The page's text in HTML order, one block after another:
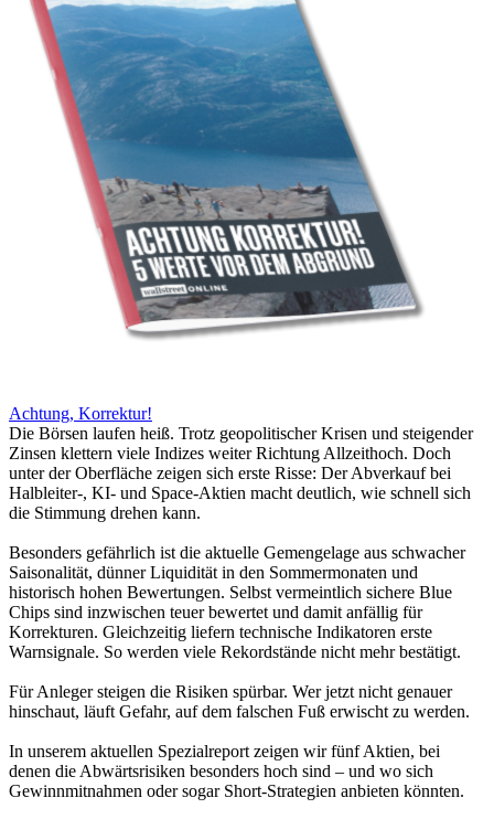
Achtung, Korrektur!
Die Börsen laufen heiß. Trotz geopolitischer Krisen und steigender
Zinsen klettern viele Indizes weiter Richtung Allzeithoch. Doch
unter der Oberfläche zeigen sich erste Risse: Der Abverkauf bei
Halbleiter-, KI- und Space-Aktien macht deutlich, wie schnell sich
die Stimmung drehen kann.
Besonders gefährlich ist die aktuelle Gemengelage aus schwacher
Saisonalität, dünner Liquidität in den Sommermonaten und
historisch hohen Bewertungen. Selbst vermeintlich sichere Blue
Chips sind inzwischen teuer bewertet und damit anfällig für
Korrekturen. Gleichzeitig liefern technische Indikatoren erste
Warnsignale. So werden viele Rekordstände nicht mehr bestätigt.
Für Anleger steigen die Risiken spürbar. Wer jetzt nicht genauer
hinschaut, läuft Gefahr, auf dem falschen Fuß erwischt zu werden.
In unserem aktuellen Spezialreport zeigen wir fünf Aktien, bei
denen die Abwärtsrisiken besonders hoch sind – und wo sich
Gewinnmitnahmen oder sogar Short-Strategien anbieten könnten.